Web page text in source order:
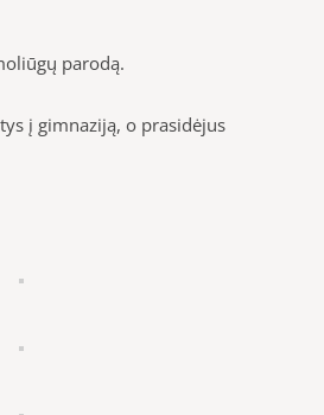
parodą.
į gimnaziją, o prasidėjus